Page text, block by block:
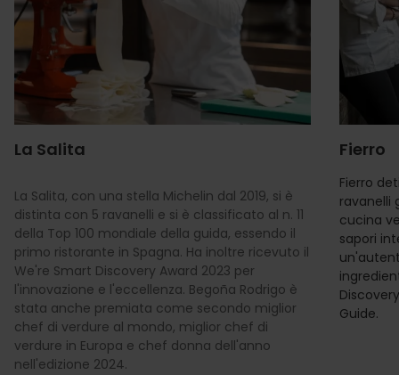
La Salita
La Salita, con una stella Michelin dal 2019, si è
distinta con 5 ravanelli e si è classificato al n. 11
della Top 100 mondiale della guida, essendo il
primo ristorante in Spagna. Ha inoltre ricevuto il
We're Smart Discovery Award 2023 per
l'innovazione e l'eccellenza. Begoña Rodrigo è
stata anche premiata come secondo miglior
chef di verdure al mondo, miglior chef di
verdure in Europa e chef donna dell'anno
nell'edizione 2024.
Fierro
Fierro
ravanelli
cucina
sapori
Guide.